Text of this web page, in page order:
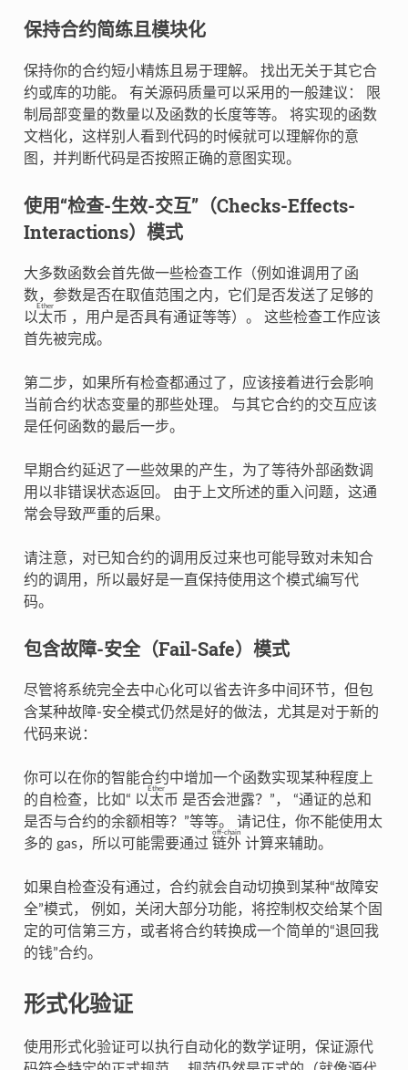
保持合约简练且模块化
保持你的合约短小精炼且易于理解。 找出无关于其它合
约或库的功能。 有关源码质量可以采用的一般建议： 限
制局部变量的数量以及函数的长度等等。 将实现的函数
文档化，这样别人看到代码的时候就可以理解你的意
图，并判断代码是否按照正确的意图实现。
使用“检查-生效-交互”（Checks-Effects-
Interactions）模式
大多数函数会首先做一些检查工作（例如谁调用了函
数，参数是否在取值范围之内，它们是否发送了足够的
以太币
Ether
，用户是否具有通证等等）。 这些检查工作应该
首先被完成。
第二步，如果所有检查都通过了，应该接着进行会影响
当前合约状态变量的那些处理。 与其它合约的交互应该
是任何函数的最后一步。
早期合约延迟了一些效果的产生，为了等待外部函数调
用以非错误状态返回。 由于上文所述的重入问题，这通
常会导致严重的后果。
请注意，对已知合约的调用反过来也可能导致对未知合
约的调用，所以最好是一直保持使用这个模式编写代
码。
包含故障-安全（Fail-Safe）模式
尽管将系统完全去中心化可以省去许多中间环节，但包
含某种故障-安全模式仍然是好的做法，尤其是对于新的
代码来说：
你可以在你的智能合约中增加一个函数实现某种程度上
的自检查，比如“ 以太币
Ether
是否会泄露？”， “通证的总和
是否与合约的余额相等？”等等。 请记住，你不能使用太
多的 gas，所以可能需要通过 链外
off-chain
计算来辅助。
如果自检查没有通过，合约就会自动切换到某种“故障安
全”模式， 例如，关闭大部分功能，将控制权交给某个固
定的可信第三方，或者将合约转换成一个简单的“退回我
的钱”合约。
形式化验证
使用形式化验证可以执行自动化的数学证明，保证源代